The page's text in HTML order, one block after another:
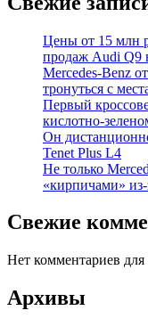
Цены от 15 млн
продаж Audi Q9
Mercedes-Benz
тронуться с
Первый
кислотно-
Он
Tenet Plus L4
Не только
«кирпичами»
Свежие
Нет комментариев для
Архивы